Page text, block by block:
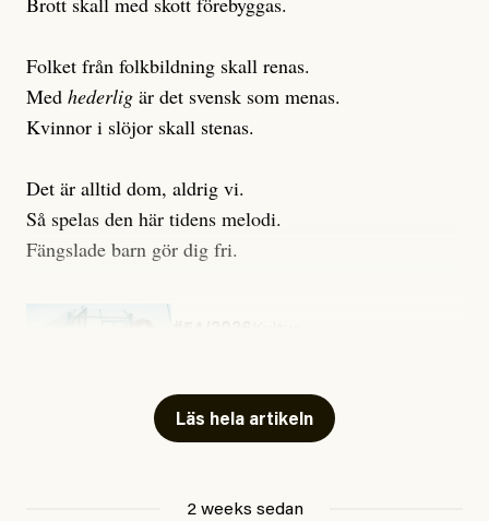
Folket från folkbildning skall renas.
Med hederlig är det svensk som menas.
Kvinnor i slöjor skall stenas.
Det är alltid dom, aldrig vi.
Så spelas den här tidens melodi.
Fängslade barn gör dig fri.
Läs hela artikeln
2 weeks sedan